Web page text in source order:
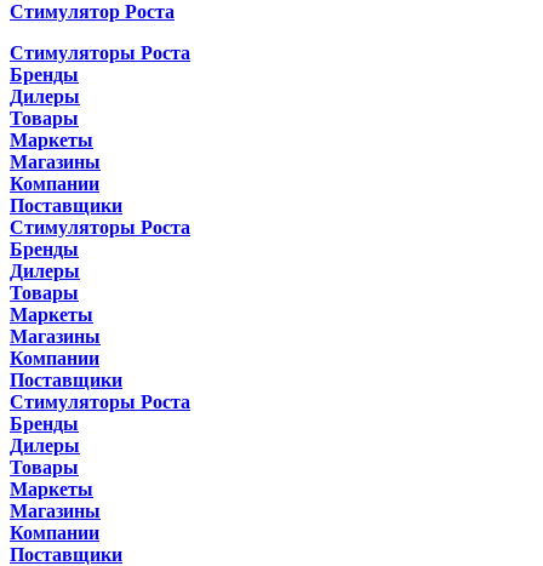
Стимулятор Роста
Стимуляторы Роста
Бренды
Дилеры
Товары
Маркеты
Магазины
Компании
Поставщики
Стимуляторы Роста
Бренды
Дилеры
Товары
Маркеты
Магазины
Компании
Поставщики
Стимуляторы Роста
Бренды
Дилеры
Товары
Маркеты
Магазины
Компании
Поставщики